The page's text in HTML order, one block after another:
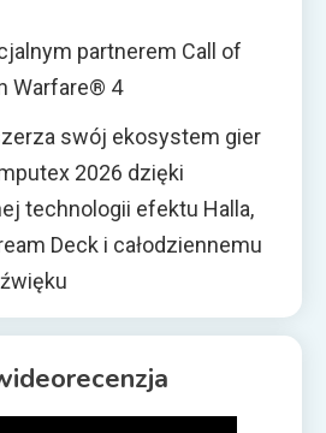
partnerem Call of
Warfare® 4
swój ekosystem gier
2026 dzięki
technologii efektu Halla,
Deck i całodziennemu